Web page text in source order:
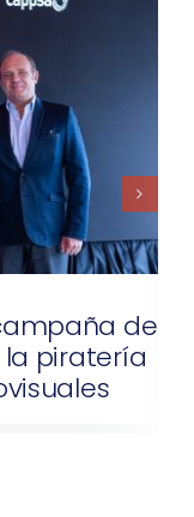
que se
el foco